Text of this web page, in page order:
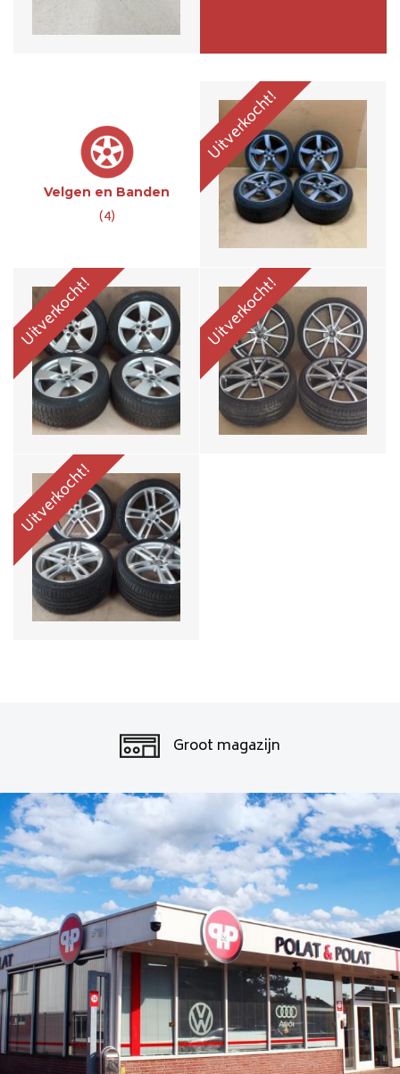
Velgen en Banden
(4)
Uitverkocht!
Uitverkocht!
17 Inch Audi TT TTS 8S
Velgen Met
WinterBanden 8S0601025
€595,-
Uitverkocht!
20 Inch Audi TT 8S Velgen
Met Banden
8S0601025BB
€1995,-
Uitverkocht!
18 Inch Audi TT 8S S-Line
set Velgen Met Banden
8S0601025E
€999,-
Groot magazijn